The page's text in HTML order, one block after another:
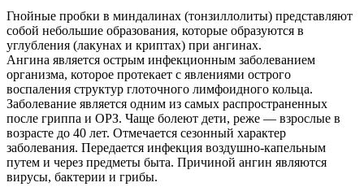
Гнойные пробки в миндалинах (тонзиллолиты) представляют
собой небольшие образования, которые образуются в
углубления (лакунах и криптах) при ангинах.
Ангина является острым инфекционным заболеванием
организма, которое протекает с явлениями острого
воспаления структур глоточного лимфоидного кольца.
Заболевание является одним из самых распространенных
после гриппа и ОРЗ. Чаще болеют дети, реже — взрослые в
возрасте до 40 лет. Отмечается сезонный характер
заболевания. Передается инфекция воздушно-капельным
путем и через предметы быта. Причиной ангин являются
вирусы, бактерии и грибы.